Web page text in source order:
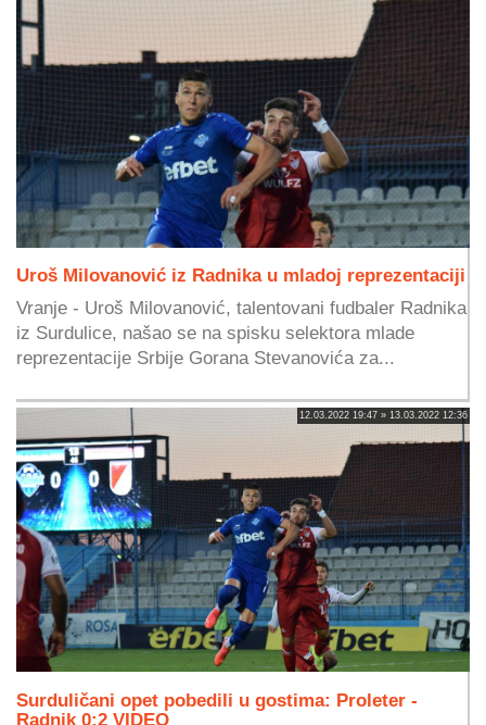
Uroš Milovanović iz Radnika u mladoj reprezentaciji
Vranje - Uroš Milovanović, talentovani fudbaler Radnika
iz Surdulice, našao se na spisku selektora mlade
reprezentacije Srbije Gorana Stevanovića za...
12.03.2022 19:47 » 13.03.2022 12:36
Surduličani opet pobedili u gostima: Proleter -
Radnik 0:2 VIDEO